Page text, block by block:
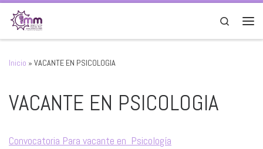
Saltar al contenido
Search
Inicio » VACANTE EN PSICOLOGIA
VACANTE EN PSICOLOGIA
Convocatoria Para vacante en Psicología